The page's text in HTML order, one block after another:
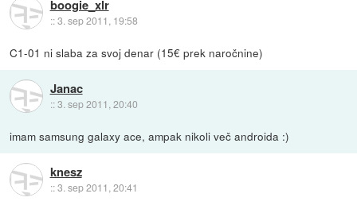
boogie_xlr
::3. sep 2011, 19:58
C1-01 ni slaba za svoj denar (15€ prek naročnine)
Janac
::3. sep 2011, 20:40
imam samsung galaxy ace, ampak nikoli več androida :)
knesz
::3. sep 2011, 20:41